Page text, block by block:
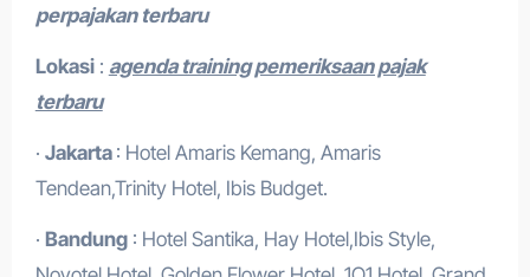
perpajakan terbaru
Lokasi: agenda training pemeriksaan pajak
terbaru
· Jakarta : Hotel Amaris Kemang, Amaris
Tendean,Trinity Hotel, Ibis Budget.
· Bandung: Hotel Santika, Hay Hotel,Ibis Style,